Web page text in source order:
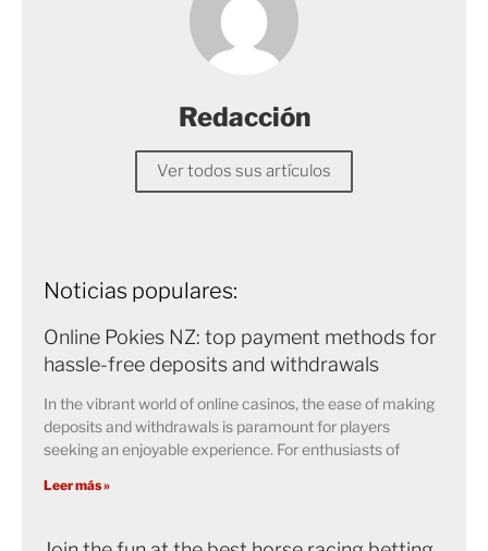
Redacción
Ver todos sus artículos
Noticias populares:
Online Pokies NZ: top payment methods for
hassle-free deposits and withdrawals
In the vibrant world of online casinos, the ease of making
deposits and withdrawals is paramount for players
seeking an enjoyable experience. For enthusiasts of
Leer más »